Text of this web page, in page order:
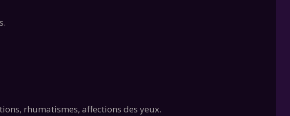
rhumatismes, affections des yeux.